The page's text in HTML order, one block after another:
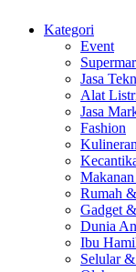
Kategori
Event
Jasa
Alat
Jasa
Fashion
Kulineran
Rumah
Gadget
Dunia
Ibu
Selular